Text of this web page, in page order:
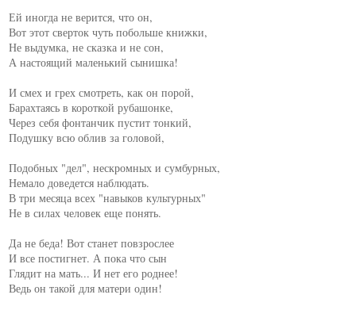
Ей иногда не верится, что он,
Вот этот сверток чуть побольше книжки,
Не выдумка, не сказка и не сон,
А настоящий маленький сынишка!
И смех и грех смотреть, как он порой,
Барахтаясь в короткой рубашонке,
Через себя фонтанчик пустит тонкий,
Подушку всю облив за головой,
Подобных "дел", нескромных и сумбурных,
Немало доведется наблюдать.
В три месяца всех "навыков культурных"
Не в силах человек еще понять.
Да не беда! Вот станет повзрослее
И все постигнет. А пока что сын
Глядит на мать... И нет его роднее!
Ведь он такой для матери один!